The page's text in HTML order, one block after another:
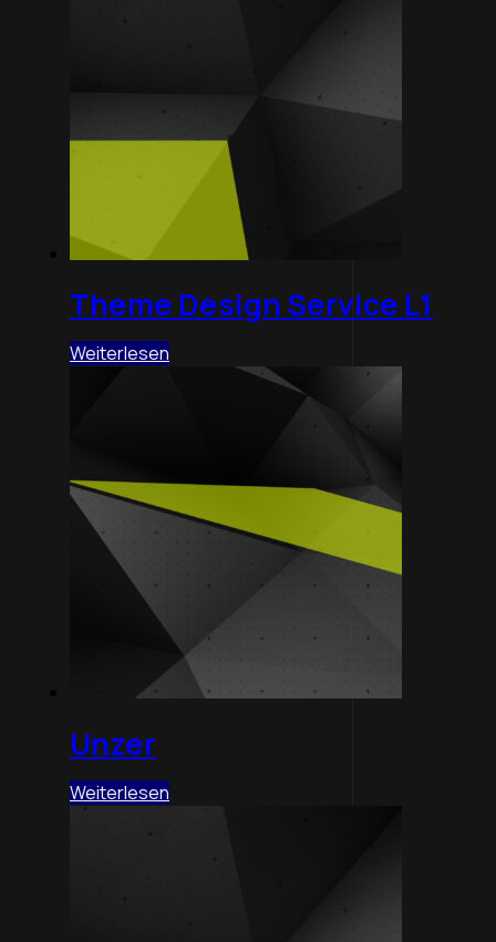
Theme Design Service L1
Weiterlesen
Unzer
Weiterlesen